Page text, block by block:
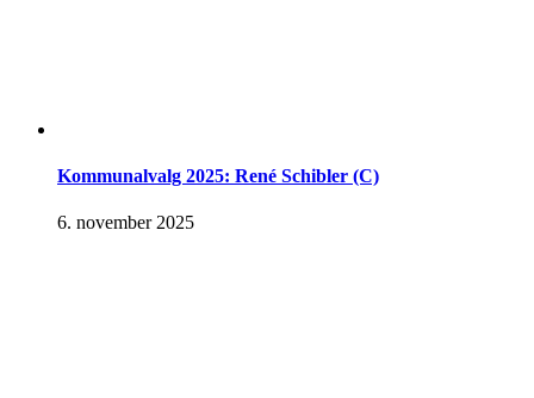
Kommunalvalg 2025: René Schibler (C)
6. november 2025